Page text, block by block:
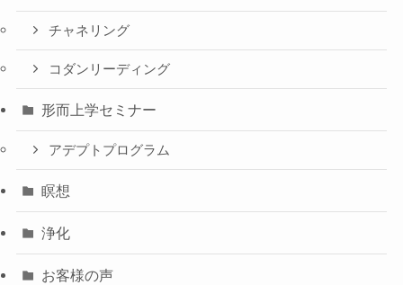
チャネリング
コダンリーディング
形而上学セミナー
アデプトプログラム
瞑想
浄化
お客様の声